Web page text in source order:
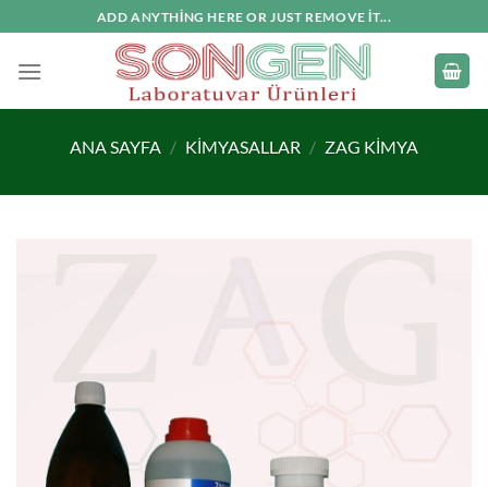
atla
ADD ANYTHING HERE OR JUST REMOVE IT...
ANA SAYFA / KIMYASALLAR / ZAG KIMYA